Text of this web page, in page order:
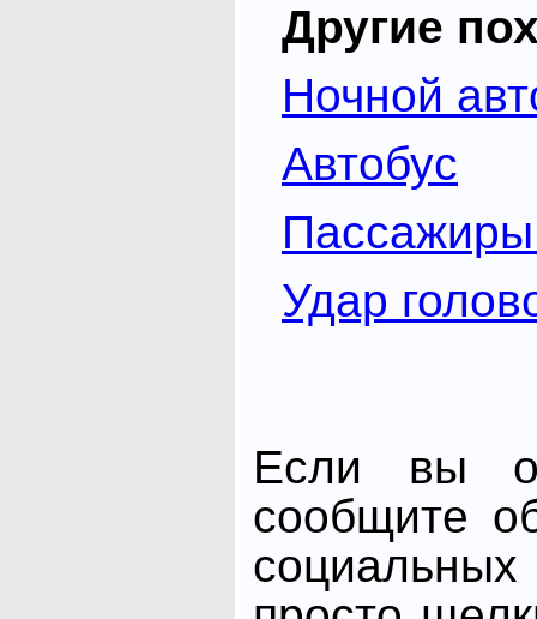
Другие
Ночной
Автобус
Пассажиры
Удар
Если вы
сообщите